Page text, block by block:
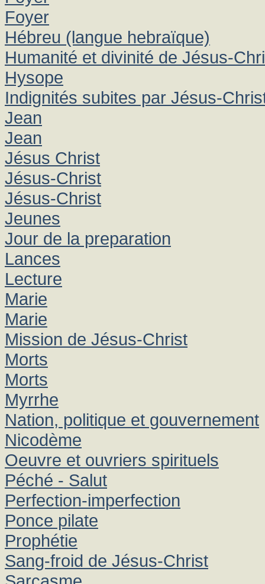
Foyer
Hébreu (langue hebraïque)
Humanité et divinité de Jésus-
Hysope
Indignités subites par Jésus-
Jean
Jean
Jésus Christ
Jésus-Christ
Jésus-Christ
Jeunes
Jour de la preparation
Lances
Lecture
Marie
Marie
Mission de Jésus-Christ
Morts
Morts
Myrrhe
Nation, politique et gouvernement
Nicodème
Oeuvre et ouvriers spirituels
Péché - Salut
Perfection-imperfection
Ponce pilate
Prophétie
Sang-froid de Jésus-Christ